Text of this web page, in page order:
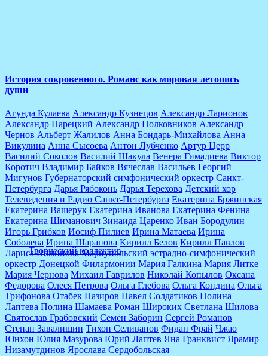
История сокровенного. Романс как мировая летопись
души
Агунда Кулаева Александр Кузнецов Александр Ларионов
Александр Парецкий Александр Полковников Александр
Чернов Альберт Жалилов Анна Бондарь-Михайлова Анна
Викулина Анна Сысоева Антон Лубченко Артур Церр
Василий Соколов Василий Шакула Венера Гимадиева Виктор
Коротич Владимир Байков Вячеслав Васильев Георгий
Мигунов Губернаторский симфонический оркестр Санкт-
Петербурга Дарья Рябоконь Дарья Терехова Детский хор
Телевидения и Радио Санкт-Петербурга Екатерина Бржинская
Екатерина Вашерук Екатерина Иванова Екатерина Фенина
Екатерина Шиманович Зинаида Царенко Иван Бородулин
Игорь Грибков Иосиф Пилиев Ирина Матаева Ирина
Соболева Ирина Шарапова Кирилл Белов Кирилл Павлов
Лариса Поминова Мариупольский эстрадно-симфонический
оркестр Донецкой Филармонии Мария Галкина Мария Литке
Мария Чернова Михаил Гаврилов Николай Копылов Оксана
Федорова Олеся Петрова Ольга Глебова Ольга Кондина Ольга
Трифонова Отабек Назиров Павел Солдатиков Полина
Лаптева Полина Шамаева Роман Широких Светлана Шилова
Святослав Грабовский Семён Заборин Сергей Романов
Степан Завалишин Тихон Селиванов Фидан Фрай Чжао
Юнхон Юлия Мазурова Юрий Лаптев Яна Гранквист Ярамир
Низамутдинов Ярослава Сердобольская
Творческий коллектив